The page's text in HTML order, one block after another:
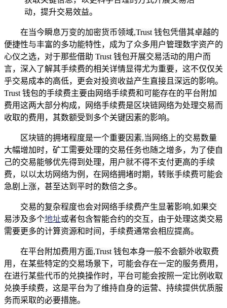
动，提升交易效益。
在当今瞬息万变的加密货币领域,Trust 钱包凭借其卓越的
便捷性与丰富的多功能特性，成为了众多用户管理数字资产的
心仪之选，对于那些借助 Trust 钱包开展交易活动的用户而
言，深入了解其手续费的相关详情显得尤为重要，这不仅仅关
乎交易成本的高低，更会对投资收益产生直接且深远的影响。
Trust 钱包的手续费主要由网络手续费和可能存在的平台附加
费用这两大部分构成，网络手续费是区块链网络为处理交易而
收取的费用，其数额受到多个关键因素的影响。
区块链的拥堵程度是一个重要因素,当网络上的交易数量
大幅增加时，矿工需要处理的交易任务也随之增多，为了使自
己的交易能够优先得到处理，用户就不得不支付更高的手续
费，以以太坊网络为例，在网络拥堵时期，转账手续费可能会
急剧上涨，甚至达到平时的数倍之多。
交易的复杂程度也会对网络手续费产生显著影响,如果交
易涉及多个地址或者包含智能合约的交互，由于处理这类交易
需要更多的计算资源和时间，手续费通常会相应提高。
在平台附加费用方面,Trust 钱包本身一般不会额外收取费
用，在某些特定的交易场景下，可能会存在一定的服务费用，
在进行某些代币的兑换操作时，平台可能会按照一定比例收取
兑换手续费，这是平台为了维持自身的运营、持续提供优质服
务而采取的必要措施。